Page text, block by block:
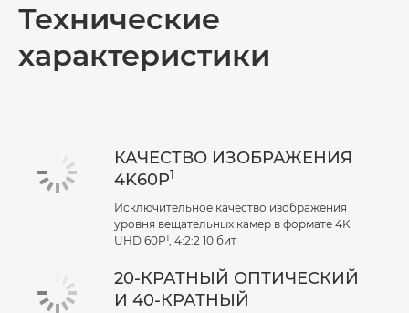
Технические
характеристики
КАЧЕСТВО ИЗОБРАЖЕНИЯ
4K60P1
Исключительное качество изображения
уровня вещательных камер в формате 4K
UHD 60P1, 4:2:2 10 бит
20-КРАТНЫЙ ОПТИЧЕСКИЙ
И 40-КРАТНЫЙ